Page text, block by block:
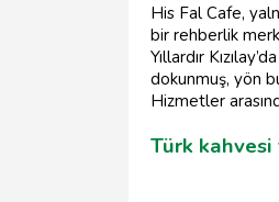
His Fal Cafe,
bir rehberlik
Yıllardır
dokunmuş, yön
Hizmetler
Türk kahvesi